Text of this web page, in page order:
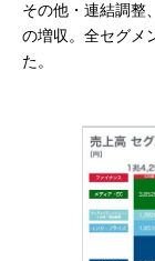
その他・連結調整
の増収。全セグメ
た。